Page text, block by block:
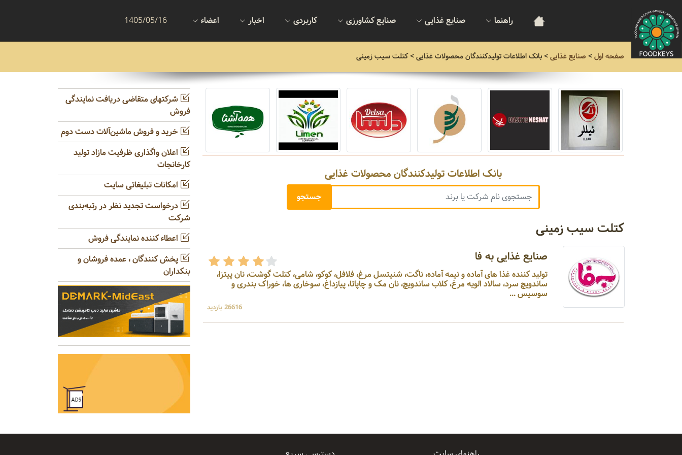
راهنما صنایع غذایی صنایع کشاورزی کاربردی اخبار اعضاء 1405/05/16
صفحه اول> صنایع غذایی>بانک اطلاعات تولیدکنندگان محصولات غذایی> کتلت سیب زمینی
بانک اطلاعات تولیدکنندگان محصولات غذایی
کتلت سیب زمینی
صنایع غذایی به فا
تولید کننده غذا های آماده و نیمه آماده، ناگت، شنیتسل مرغ، فلافل، کوکو، شامی، کتلت گوشت، نان پیتزا،
ساندویچ سرد، سالاد الویه مرغ، کلاب ساندویچ، نان مک و چاپاتا، پیازداغ، سوخاری ها، خوراک بندری و
سوسیس ...
26616 بازدید
شرکتهای متقاضی دریافت نمایندگی
فروش
خرید و فروش ماشین‌آلات دست دوم
اعلان واگذاری ظرفیت مازاد تولید
کارخانجات
امکانات تبلیغاتی سایت
درخواست تجدید نظر در رتبه‌بندی
شرکت
اعطاء کننده نمایندگی فروش
پخش کنندگان ، عمده فروشان و
بنکداران